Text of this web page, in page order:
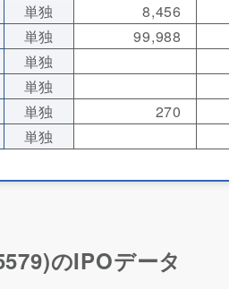
単独 8,456
単独 99,988
単独
単独
単独 270
単独
のIPOデータ